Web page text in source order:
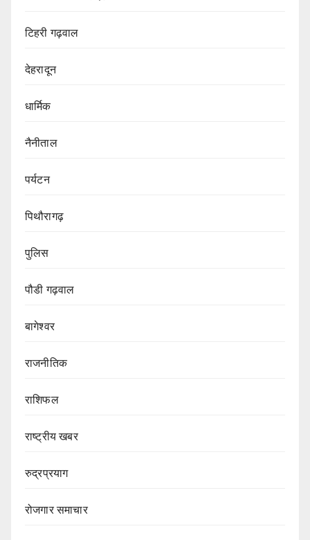
टिहरी गढ़वाल
देहरादून
धार्मिक
नैनीताल
पर्यटन
पिथौरागढ़
पुलिस
पौडी गढ़वाल
बागेश्वर
राजनीतिक
राशिफल
राष्ट्रीय खबर
रुद्रप्रयाग
रोजगार समाचार